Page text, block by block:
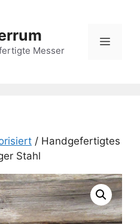
Messer
Menü
/ Handgefertigtes
Stahl